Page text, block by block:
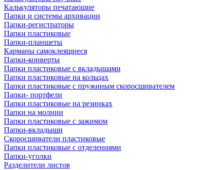
Калькуляторы печатающие
Папки и системы архивации
Папки-регистраторы
Папки пластиковые
Папки-планшеты
Карманы самоклеящиеся
Папки-конверты
Папки пластиковые с вкладышами
Папки пластиковые на кольцах
Папки пластиковые с пружиным скоросшивателем
Папки- портфели
Папки пластиковые на резинках
Папки на молнии
Папки пластиковые с зажимом
Папки-вкладыши
Скоросшиватели пластиковые
Папки пластиковые с отделениями
Папки-уголки
Разделители листов